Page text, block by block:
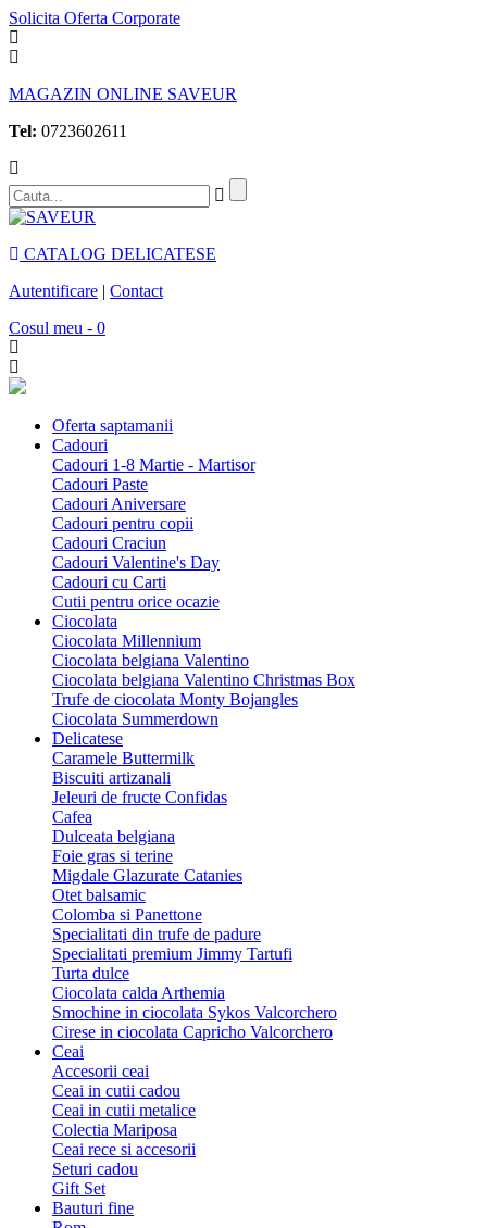
Solicita Oferta Corporate
MAGAZIN ONLINE SAVEUR
Tel: 0723602611
CATALOG DELICATESE
Autentificare | Contact
Cosul meu - 0
Oferta saptamanii
Cadouri
Cadouri 1-8 Martie - Martisor
Cadouri Paste
Cadouri Aniversare
Cadouri pentru copii
Cadouri Craciun
Cadouri Valentine's Day
Cadouri cu Carti
Cutii pentru orice ocazie
Ciocolata
Ciocolata Millennium
Ciocolata belgiana Valentino
Ciocolata belgiana Valentino Christmas Box
Trufe de ciocolata Monty Bojangles
Ciocolata Summerdown
Delicatese
Caramele Buttermilk
Biscuiti artizanali
Jeleuri de fructe Confidas
Cafea
Dulceata belgiana
Foie gras si terine
Migdale Glazurate Catanies
Otet balsamic
Colomba si Panettone
Specialitati din trufe de padure
Specialitati premium Jimmy Tartufi
Turta dulce
Ciocolata calda Arthemia
Smochine in ciocolata Sykos Valcorchero
Cirese in ciocolata Capricho Valcorchero
Ceai
Accesorii ceai
Ceai in cutii cadou
Ceai in cutii metalice
Colectia Mariposa
Ceai rece si accesorii
Seturi cadou
Gift Set
Bauturi fine